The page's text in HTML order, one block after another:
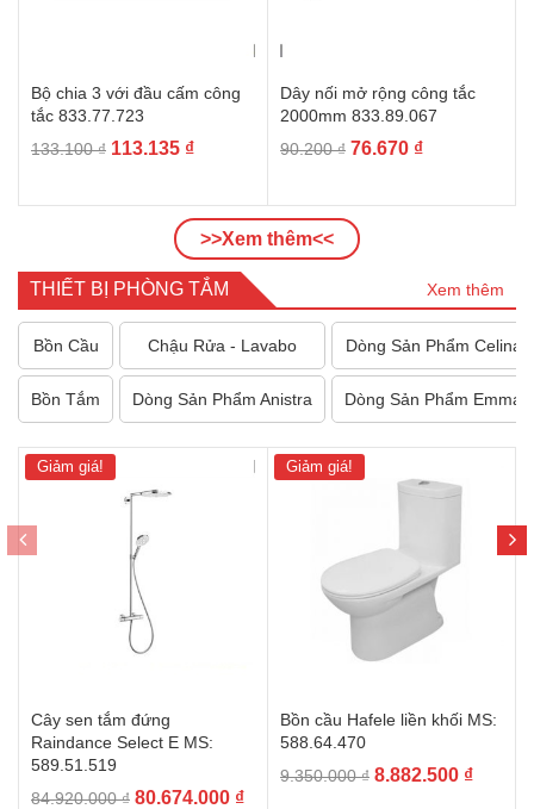
Bộ chia 3 với đầu cấm công
tắc 833.77.723
133.100₫ Giá
133.100 ₫.
113.135 ₫Giá
là:
113.135 ₫.
Dây nối mở rộng công tắc
2000mm 833.89.067
90.200₫ Giá
90.200 ₫.
76.670 ₫Giá
>>Xem thêm<<
THIẾT BỊ PHÒNG TẮM Xem thêm
Bồn Cầu
Bồn Tắm
Chậu Rửa - Lavabo
Dòng Sản Phẩm Anistra
Dòng Sản Phẩm Celina
Dòng Sản Phẩm Emma
Giảm giá!
Cây sen tắm đứng
Raindance Select E MS:
589.51.519
84.920.000₫ Giá
80.674.000 ₫Giá
Giảm giá!
Bồn cầu Hafele liền khối MS:
588.64.470
9.350.000₫ Giá
8.882.500 ₫Giá